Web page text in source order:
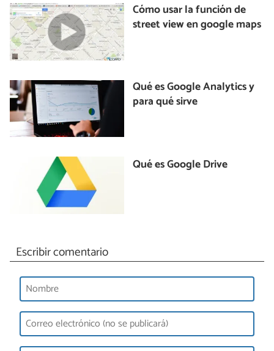
Cómo usar la función de
street view en google maps
Qué es Google Analytics y
para qué sirve
Qué es Google Drive
Escribir comentario